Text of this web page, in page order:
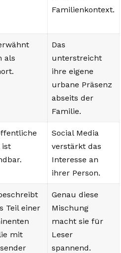
Familienkontext.
als
Das
unterstreicht
ihre eigene
urbane Präsenz
abseits der
Familie.
ist
Social Media
verstärkt das
Interesse an
ihrer Person.
Teil einer
mit
Genau diese
Mischung
macht sie für
Leser
spannend.